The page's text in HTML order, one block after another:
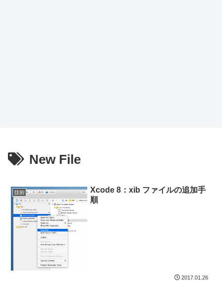
New File
技術
Xcode 8：xib ファイルの追加手
順
2017.01.26